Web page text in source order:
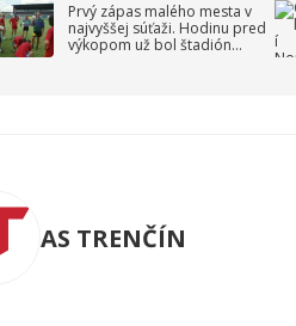
Prvý zápas malého mesta v
najvyššej súťaži. Hodinu pred
výkopom už bol štadión
AS TRENČÍN